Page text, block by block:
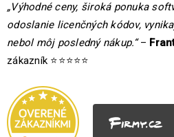
„Výhodné ceny, široká ponuka
odoslanie licenčných kódov,
nebol môj posledný nákup.“–
zákazník ⭐⭐⭐⭐⭐